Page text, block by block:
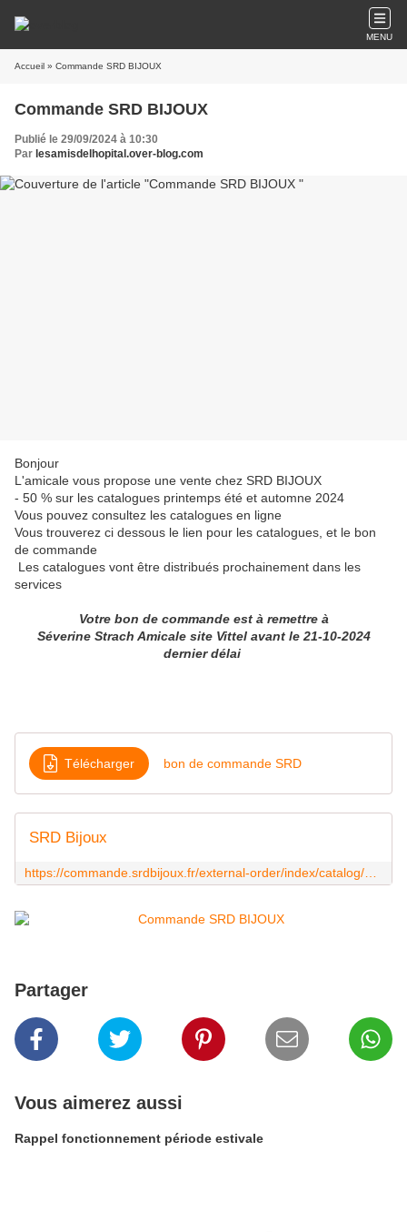
MENU
Accueil » Commande SRD BIJOUX
Commande SRD BIJOUX
Publié le 29/09/2024 à 10:30
Par lesamisdelhopital.over-blog.com
Bonjour
L'amicale vous propose une vente chez SRD BIJOUX
- 50 % sur les catalogues printemps été et automne 2024
Vous pouvez consultez les catalogues en ligne
Vous trouverez ci dessous le lien pour les catalogues, et le bon
de commande
Les catalogues vont être distribués prochainement dans les
services
Votre bon de commande est à remettre à
Séverine Strach Amicale site Vittel avant le 21-10-2024
dernier délai
Télécharger bon de commande SRD
SRD Bijoux
Partager
Vous aimerez aussi
Rappel fonctionnement période estivale